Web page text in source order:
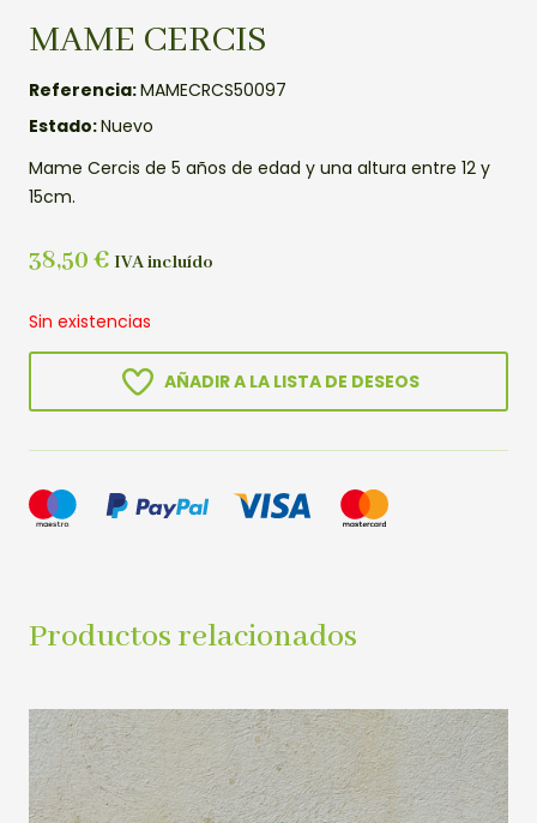
MAME CERCIS
Referencia:MAMECRCS50097
Estado:Nuevo
Mame Cercis de 5 años de edad y una altura entre 12 y
15cm.
38,50 € IVA incluído
Sin existencias
AÑADIR A LA LISTA DE DESEOS
Productos relacionados